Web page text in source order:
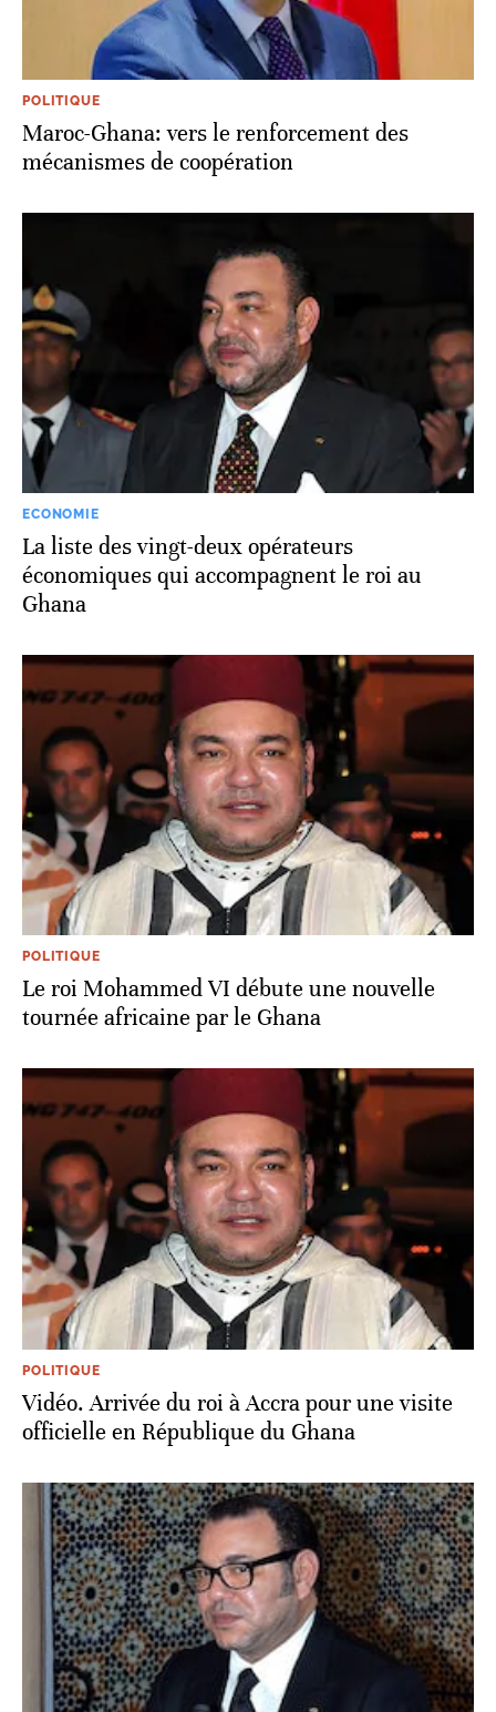
POLITIQUE
Maroc-Ghana: vers le renforcement des
mécanismes de coopération
ECONOMIE
La liste des vingt-deux opérateurs
économiques qui accompagnent le roi au
Ghana
POLITIQUE
Le roi Mohammed VI débute une nouvelle
tournée africaine par le Ghana
POLITIQUE
Vidéo. Arrivée du roi à Accra pour une visite
officielle en République du Ghana